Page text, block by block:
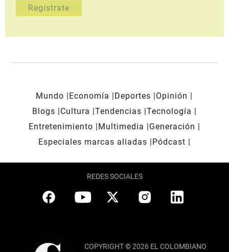
Mundo Economía Deportes
Opinión
Blogs
Cultura Tendencias Tecnología
Entretenimiento
Multimedia
Generación
Especiales marcas aliadas
Pódcast
REDES SOCIALES
COPYRIGHT © 2026 EL COLOMBIANO